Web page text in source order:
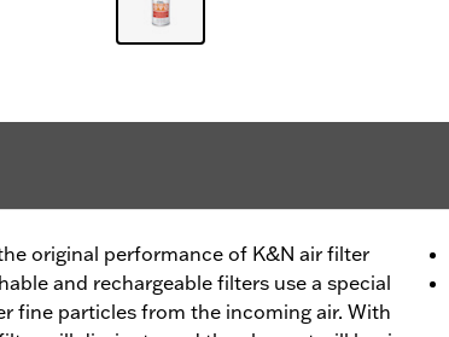
original performance of K&N air filter
and rechargeable filters use a special
fine particles from the incoming air. With